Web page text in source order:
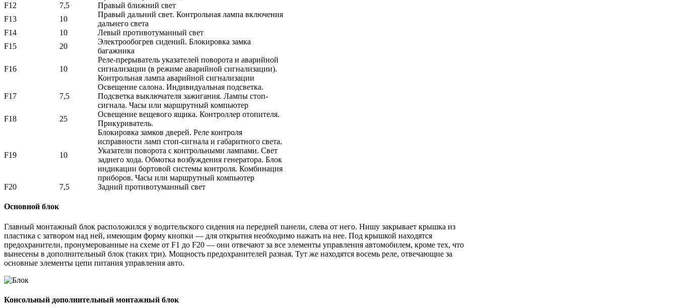
F12
7,5
Правый ближний свет
F13
10
Правый дальний свет. Контрольная лампа включения
дальнего света
F14
10
Левый противотуманный свет
F15
20
Электрообогрев сидений. Блокировка замка
багажника
F16 10
Реле-прерыватель указателей поворота и аварийной
сигнализации (в режиме аварийной сигнализации).
Контрольная лампа аварийной сигнализации
F17 7,5
Освещение салона. Индивидуальная подсветка.
Подсветка выключателя зажигания. Лампы стоп-
сигнала. Часы или маршрутный компьютер
F18
25
Освещение вещевого ящика. Контроллер отопителя.
Прикуриватель.
F19 10
Блокировка замков дверей. Реле контроля
исправности ламп стоп-сигнала и габаритного света.
Указатели поворота с контрольными лампами. Свет
заднего хода. Обмотка возбуждения генератора. Блок
индикации бортовой системы контроля. Комбинация
приборов. Часы или маршрутный компьютер
F20
7,5 Задний противотуманный свет
Основной блок
Главный монтажный блок расположился у водительского сидения на передней панели, слева от него. Нишу закрывает крышка из
пластика с затвором над ней, имеющим форму кнопки — для открытия необходимо нажать на нее. Под крышкой находятся
предохранители, пронумерованные на схеме от F1 до F20 — они отвечают за все элементы управления автомобилем, кроме тех, что
вынесены в дополнительный блок (таких три). Мощность предохранителей разная. Тут же находятся восемь реле, отвечающие за
основные элементы цепи питания управления авто.
Консольный дополнительный монтажный блок